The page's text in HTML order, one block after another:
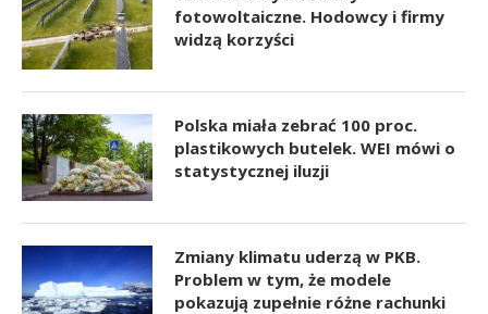
fotowoltaiczne. Hodowcy i firmy
widzą korzyści
Polska miała zebrać 100 proc.
plastikowych butelek. WEI mówi o
statystycznej iluzji
Zmiany klimatu uderzą w PKB.
Problem w tym, że modele
pokazują zupełnie różne rachunki